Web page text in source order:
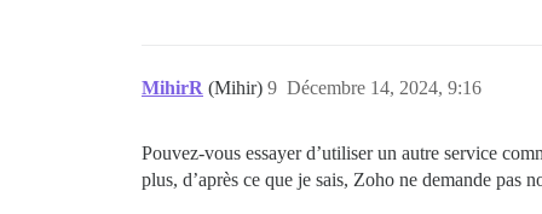
MihirR (Mihir) Décembre 14, 2024, 9:16
9
Pouvez-vous essayer d’utiliser un autre service
plus, d’après ce que je sais, Zoho ne demande pas